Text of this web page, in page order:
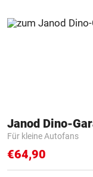
Janod Dino-
Für kleine Autofans
€64,90